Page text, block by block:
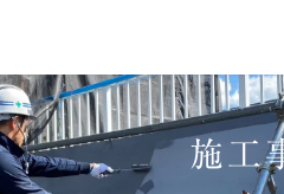
コ
ン
テ
ン
ツ
ナ
ビ
ゲ
ー
シ
施工